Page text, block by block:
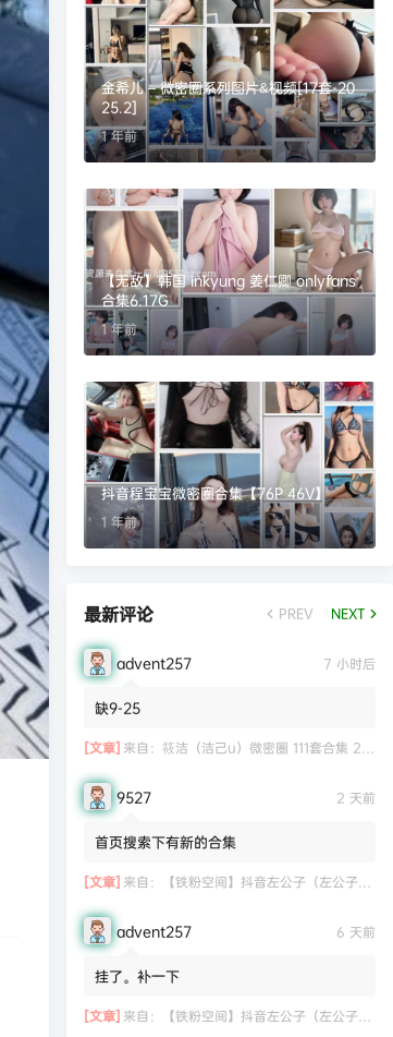
金希儿 – 微密圈系列图片&视频[17套-20
25.2]
1 年前
【无敌】韩国 inkyung 姜仁卿 onlyfans
合集6.17G
1 年前
抖音程宝宝微密圈合集【76P 46V】
1 年前
最新评论 PREV NEXT
advent257 7 小时后
缺9-25
[文章] 来自： 筱洁（洁己u）微密圈 111套合集 20.3G
9527 2 天前
首页搜索下有新的合集
[文章] 来自： 【铁粉空间】抖音左公子（左公子666）合集【2063P 181V】
advent257 6 天前
挂了。补一下
[文章] 来自： 【铁粉空间】抖音左公子（左公子666）合集【2063P 181V】